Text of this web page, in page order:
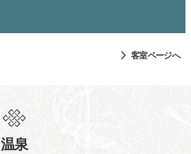
客室ページへ
温泉